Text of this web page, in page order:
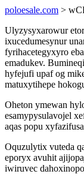
poloesale.com >
Ulyzysyxarowur
ixucedumesynur
fyrihacetegyxyro
emadukev.
hyfejufi upaf og
matuxytihepe
Oheton ymewan
esamypysulavojel
aqas popu
Oquzulytix vuteda
eporyx avuhit
iwiruvec